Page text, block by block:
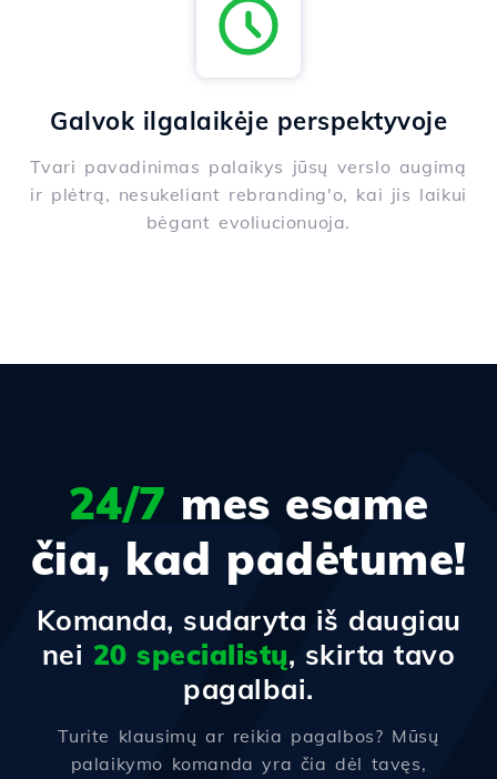
Galvok ilgalaikėje perspektyvoje
Tvari pavadinimas palaikys jūsų verslo augimą
ir plėtrą, nesukeliant rebranding'o, kai jis laikui
bėgant evoliucionuoja.
24/7 mes esame
čia, kad padėtume!
Komanda, sudaryta iš daugiau
nei 20 specialistų, skirta tavo
pagalbai.
Turite klausimų ar reikia pagalbos? Mūsų
palaikymo komanda yra čia dėl tavęs,